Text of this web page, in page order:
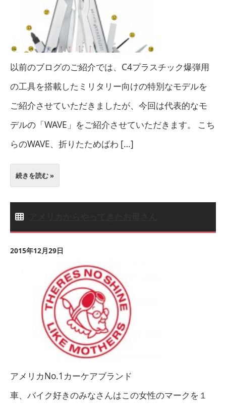
以前のブログのご紹介では、C4プラスチック爆弾用
の工具を搭載したミリタリー向けの特別なモデルを
ご紹介させていただきましたが、今回は代表的なモ
デルの「WAVE」をご紹介させていただきます。 こち
らのWAVE、折りたためばわ […]
続きを読む »
2015年12月29日
アメリカNo.1カーケアブランド
車、バイク好きのみなさんはこの女性のマークを１